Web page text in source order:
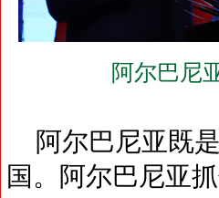
阿尔巴尼
阿尔巴尼亚既是
国。阿尔巴尼亚